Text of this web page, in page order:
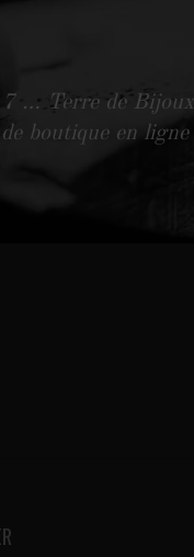
… Terre de Bijoux
boutique en ligne